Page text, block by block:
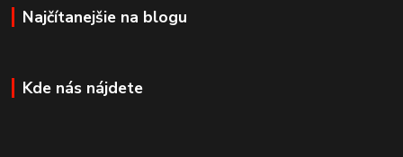
Najčítanejšie na blogu
Kde nás nájdete